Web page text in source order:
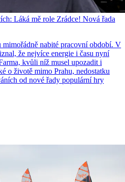
Láká mě role Zrádce! Nová řada
mimořádně nabité pracovní období. V
že nejvíce energie i času nyní
kvůli níž musel upozadit i
o životě mimo Prahu, nedostatku
od nové řady populární hry